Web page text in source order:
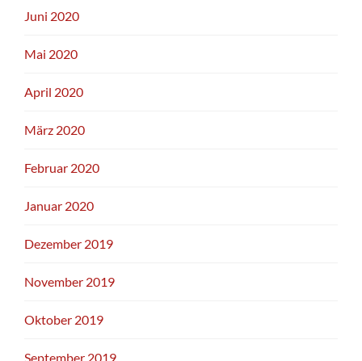
Juni 2020
Mai 2020
April 2020
März 2020
Februar 2020
Januar 2020
Dezember 2019
November 2019
Oktober 2019
September 2019